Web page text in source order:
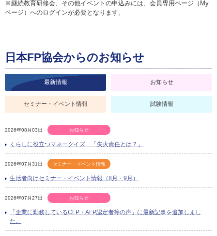
※継続教育研修会、その他イベントの申込みには、会員専用ページ（My
ページ）へのログインが必要となります。
日本FP協会からのお知らせ
最新情報 お知らせ
セミナー・イベント情報 試験情報
2026年08月03日 お知らせ
くらしに役立つマネークイズ 「失火責任とは？」
2026年07月31日 セミナー・イベント情報
生活者向けセミナー・イベント情報（8月・9月）
2026年07月27日 お知らせ
「企業に勤務しているCFP・AFP認定者等の声」に最新記事を追加しまし
た。